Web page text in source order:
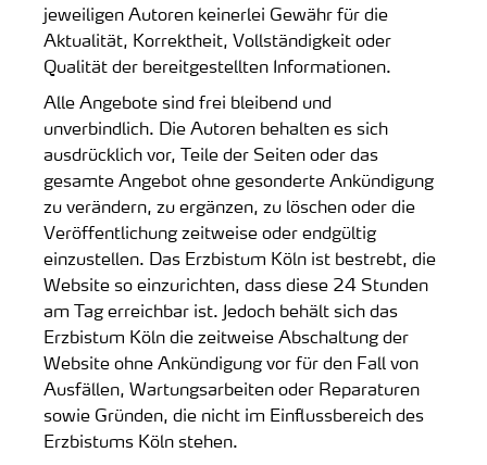
jeweiligen Autoren keinerlei Gewähr für die
Aktualität, Korrektheit, Vollständigkeit oder
Qualität der bereitgestellten Informationen.
Alle Angebote sind frei bleibend und
unverbindlich. Die Autoren behalten es sich
ausdrücklich vor, Teile der Seiten oder das
gesamte Angebot ohne gesonderte Ankündigung
zu verändern, zu ergänzen, zu löschen oder die
Veröffentlichung zeitweise oder endgültig
einzustellen. Das Erzbistum Köln ist bestrebt, die
Website so einzurichten, dass diese 24 Stunden
am Tag erreichbar ist. Jedoch behält sich das
Erzbistum Köln die zeitweise Abschaltung der
Website ohne Ankündigung vor für den Fall von
Ausfällen, Wartungsarbeiten oder Reparaturen
sowie Gründen, die nicht im Einflussbereich des
Erzbistums Köln stehen.